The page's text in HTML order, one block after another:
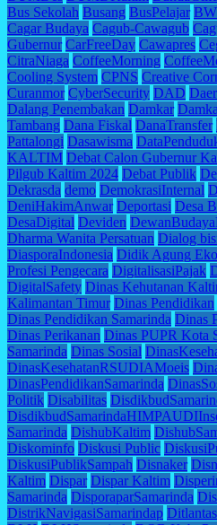
Bus Sekolah Busang BusPelajar
Cagar Budaya Cagub-Cawagub
Gubernur CarFreeDay Cawapres
CitraNiaga CoffeeMorning
Cooling System CPNS Creative
Curanmor CyberSecurity DAD
Dalang Penembakan Damkar
Tambang Dana Fiskal DanaTransfer
Pattalongi Dasawisma
KALTIM Debat Calon Gubernur
Pilgub Kaltim 2024 Debat Publik
Dekrasda demo DemokrasiInternal
DeniHakimAnwar Deportasi Desa
DesaDigital Deviden
Dharma Wanita Persatuan Dialog
DiasporaIndonesia Didik Agung
Profesi Pengecara DigitalisasiPajak
DigitalSafety Dinas Kehutanan
Kalimantan Timur Dinas Pendidikan
Dinas Pendidikan Samarinda Dinas
Dinas Perikanan Dinas PUPR Kota
Samarinda Dinas Sosial
DinasKesehatanRSUDIAMoeis
DinasPendidikanSamarinda
Politik Disabilitas
Samarinda DishubKaltim
Diskominfo Diskusi Public
DiskusiPublikSampah Disnaker
Kaltim Dispar Dispar Kaltim
Samarinda DisporaparSamarinda
DistrikNavigasiSamarindap